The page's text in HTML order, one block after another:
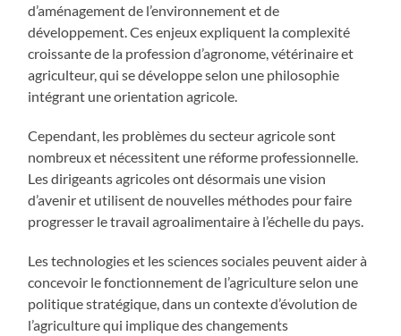
d’aménagement de l’environnement et de
développement. Ces enjeux expliquent la complexité
croissante de la profession d’agronome, vétérinaire et
agriculteur, qui se développe selon une philosophie
intégrant une orientation agricole.
Cependant, les problèmes du secteur agricole sont
nombreux et nécessitent une réforme professionnelle.
Les dirigeants agricoles ont désormais une vision
d’avenir et utilisent de nouvelles méthodes pour faire
progresser le travail agroalimentaire à l’échelle du pays.
Les technologies et les sciences sociales peuvent aider à
concevoir le fonctionnement de l’agriculture selon une
politique stratégique, dans un contexte d’évolution de
l’agriculture qui implique des changements